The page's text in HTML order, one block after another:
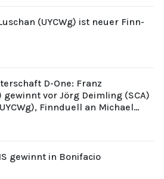
(UYCWg) ist neuer Finn-
D-One: Franz
gewinnt vor Jörg Deimling (SCA)
Finnduell an Michael
gewinnt in Bonifacio